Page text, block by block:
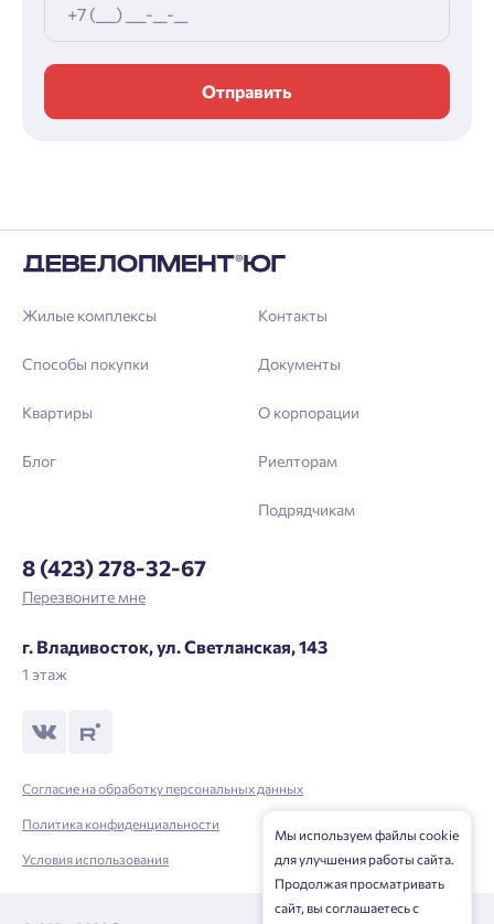
Отправить
Жилые комплексы
Способы покупки
Квартиры
Блог
Контакты
Документы
О корпорации
Риелторам
Подрядчикам
8 (423) 278-32-67
Перезвоните мне
г. Владивосток, ул. Светланская, 143
1 этаж
Согласие на обработку персональных данных
Политика конфиденциальности
Условия использования
Мы используем файлы cookie
для улучшения работы сайта.
Продолжая просматривать
сайт, вы соглашаетесь с